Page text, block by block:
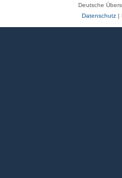
Deutsche
Datenschutz|